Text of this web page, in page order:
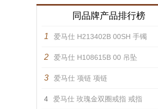
同品牌产品排行榜
1 爱马仕 H213402B 00SH 手镯
2 爱马仕 H108615B 00 吊坠
3 爱马仕 项链 项链
4 爱马仕 玫瑰金双圈戒指 戒指